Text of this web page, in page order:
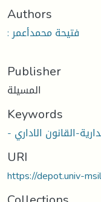
Authors
: فتيحة محمدأعمر
Publisher
المسيلة
Keywords
القانون الاداري
URI
https://depot.univ-